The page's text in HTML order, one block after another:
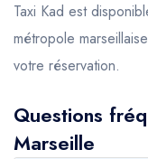
Taxi Kad est
métropole
votre réservation.
Questions
Marseille